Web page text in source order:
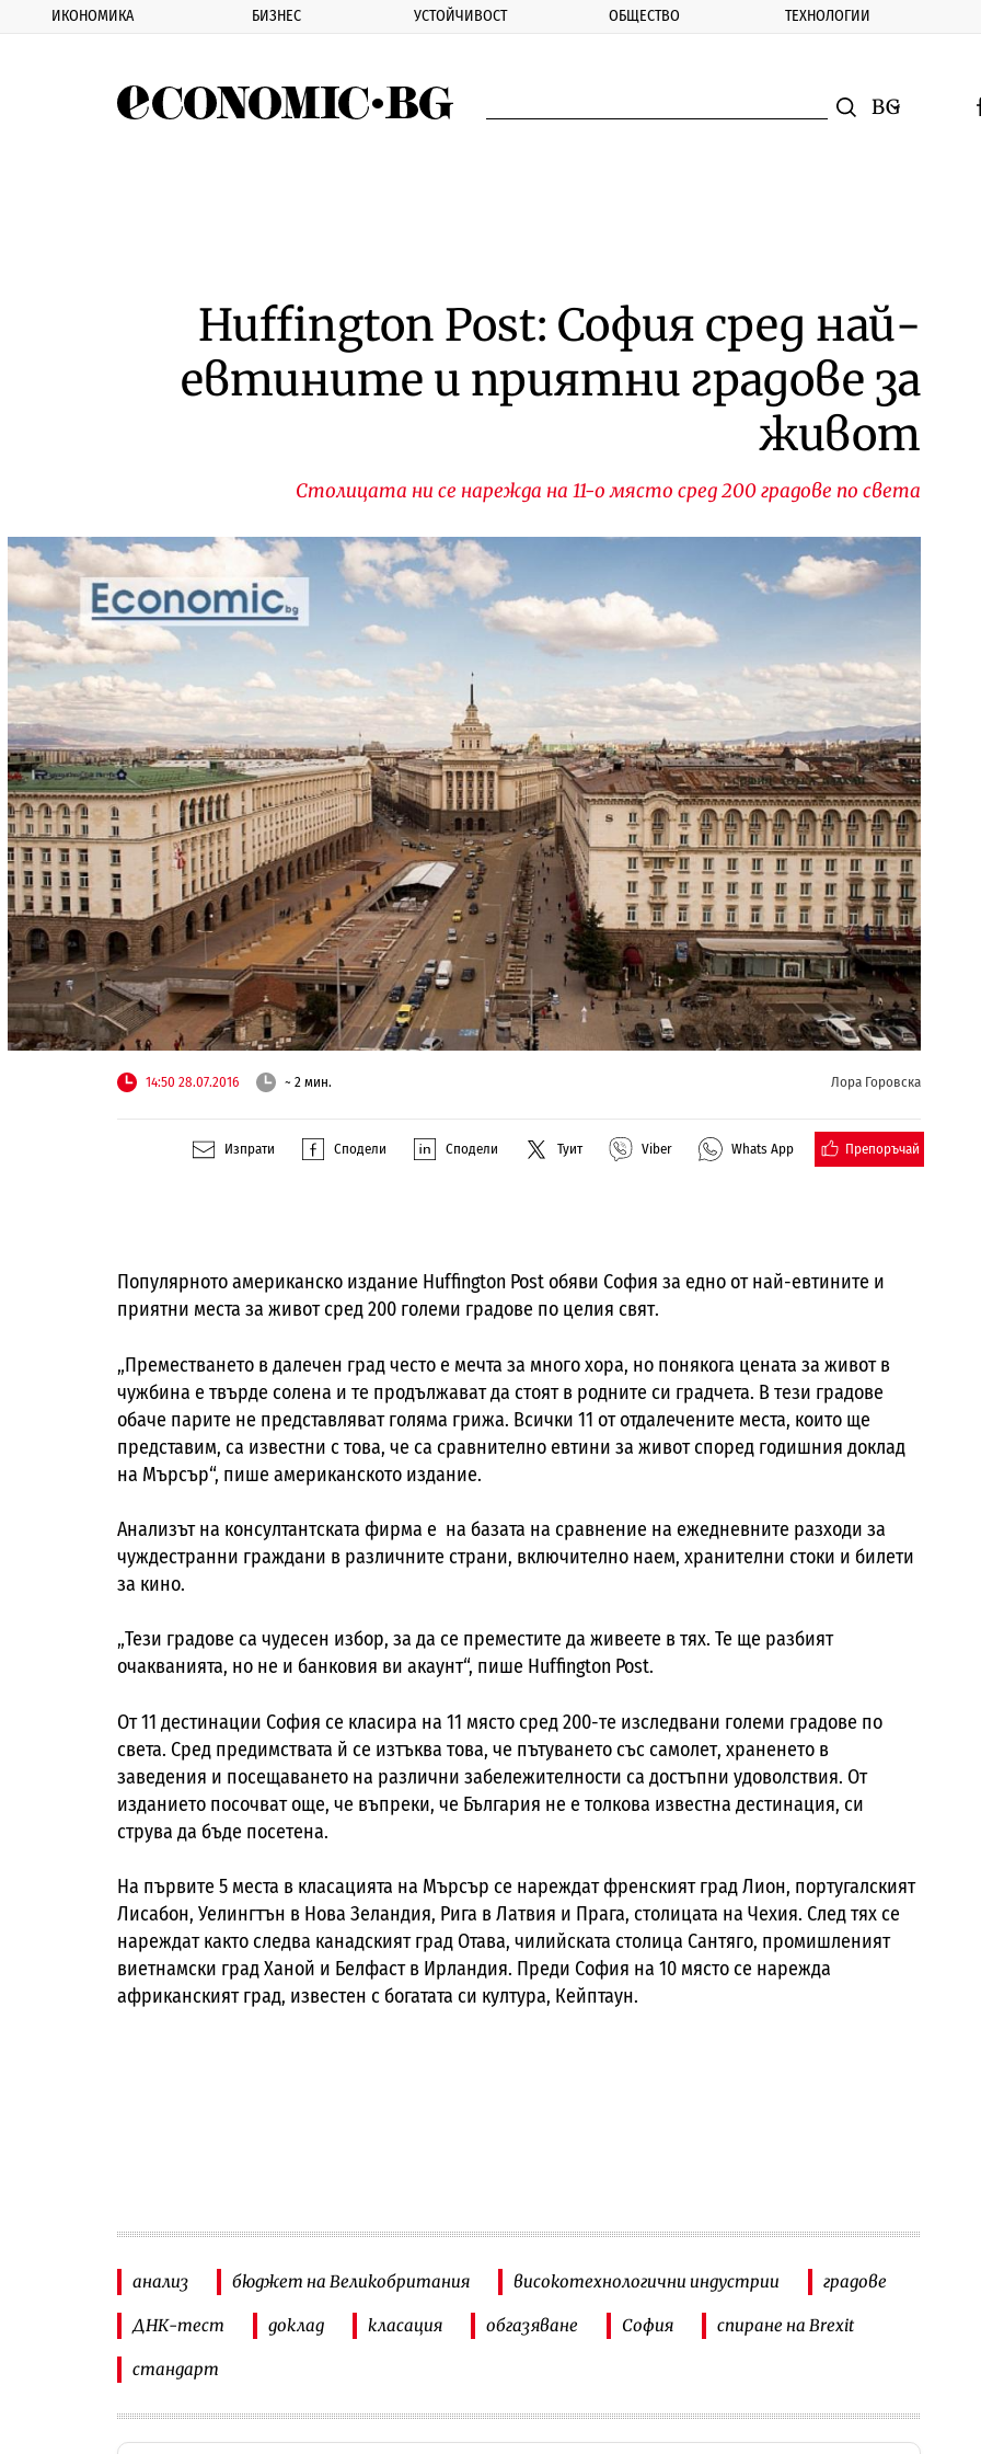
ИКОНОМИКА БИЗНЕС УСТОЙЧИВОСТ ОБЩЕСТВО ТЕХНОЛОГИИ
Смяна на
Huffington Post: София сред най-
евтините и приятни градове за
живот
Столицата ни се нарежда на 11-о място сред 200 градове по света
14:50 28.07.2016 ~ 2 мин. Лора Горовска
Изпрати Сподели Сподели Туит Viber Whats App Препоръчай
Популярното американско издание Huffington Post обяви София за едно от най-евтините и
приятни места за живот сред 200 големи градове по целия свят.
„Преместването в далечен град често е мечта за много хора, но понякога цената за живот в
чужбина е твърде солена и те продължават да стоят в родните си градчета. В тези градове
обаче парите не представляват голяма грижа. Всички 11 от отдалечените места, които ще
представим, са известни с това, че са сравнително евтини за живот според годишния доклад
на Mърсър“, пише американското издание.
Анализът на консултантската фирма е на базата на сравнение на ежедневните разходи за
чуждестранни граждани в различните страни, включително наем, хранителни стоки и билети
за кино.
„Тези градове са чудесен избор, за да се преместите да живеете в тях. Те ще разбият
очакванията, но не и банковия ви акаунт“, пише Huffington Post.
От 11 дестинации София се класира на 11 място сред 200-те изследвани големи градове по
света. Сред предимствата й се изтъква това, че пътуването със самолет, храненето в
заведения и посещаването на различни забележителности са достъпни удоволствия. От
изданието посочват още, че въпреки, че България не е толкова известна дестинация, си
струва да бъде посетена.
На първите 5 места в класацията на Мърсър се нареждат френският град Лион, португалският
Лисабон, Уелингтън в Нова Зеландия, Рига в Латвия и Прага, столицата на Чехия. След тях се
нареждат както следва канадският град Отава, чилийската столица Сантяго, промишленият
виетнамски град Ханой и Белфаст в Ирландия. Преди София на 10 място се нарежда
африканският град, известен с богатата си култура, Кейптаун.
анализ бюджет на Великобритания високотехнологични индустрии градове
ДНК-тест доклад класация обгазяване София спиране на Brexit
стандарт